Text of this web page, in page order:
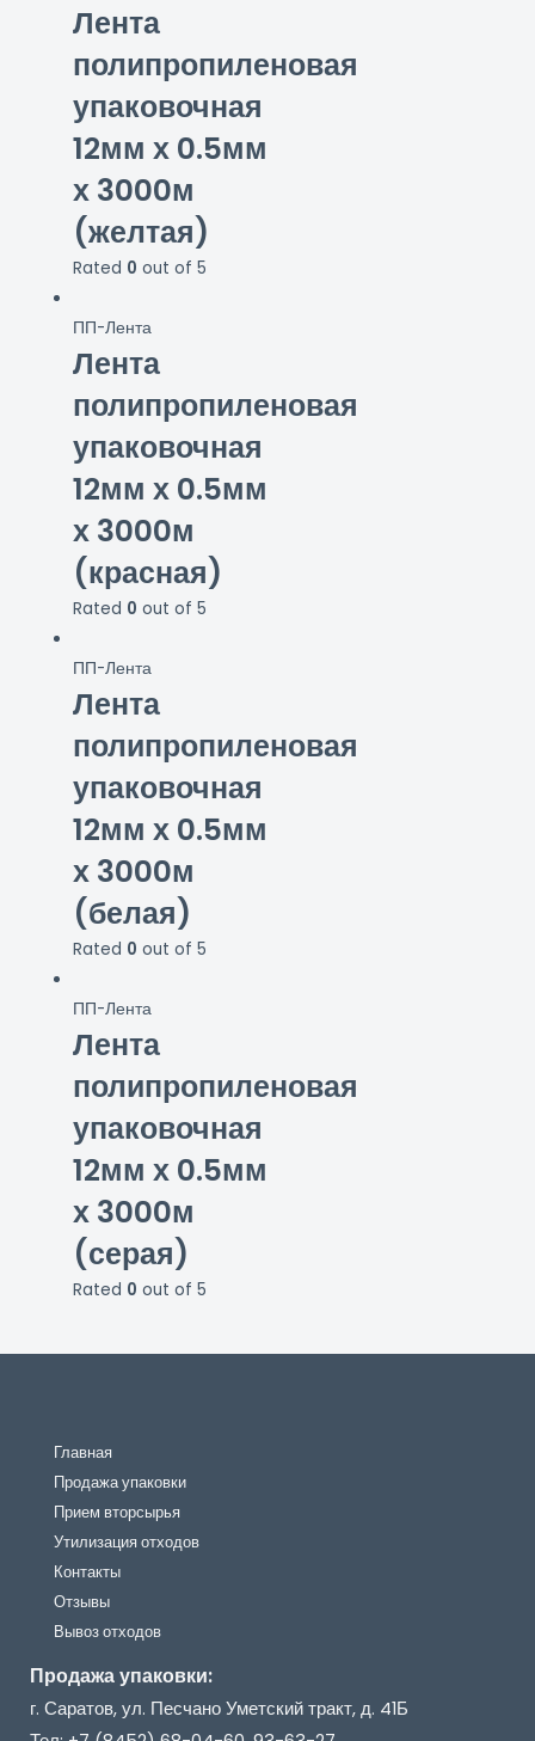
Лента
полипропиленовая
упаковочная
12мм х 0.5мм
х 3000м
(желтая)
Rated 0 out of 5
ПП-Лента
Лента
полипропиленовая
упаковочная
12мм х 0.5мм
х 3000м
(красная)
Rated 0 out of 5
ПП-Лента
Лента
полипропиленовая
упаковочная
12мм х 0.5мм
х 3000м
(белая)
Rated 0 out of 5
ПП-Лента
Лента
полипропиленовая
упаковочная
12мм х 0.5мм
х 3000м
(серая)
Rated 0 out of 5
Главная
Продажа упаковки
Прием вторсырья
Утилизация отходов
Контакты
Отзывы
Вывоз отходов
Продажа упаковки:
г. Саратов, ул. Песчано Уметский тракт, д. 41Б